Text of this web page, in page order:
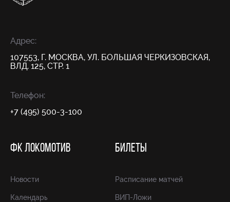
Адрес:
107553, Г. МОСКВА, УЛ. БОЛЬШАЯ ЧЕРКИЗОВСКАЯ,
ВЛД. 125, СТР. 1
Телефон:
+7 (495) 500-3-100
ФК ЛОКОМОТИВ
Новости
Календарь
БИЛЕТЫ
Расписание матчей
ВИП-Ложи